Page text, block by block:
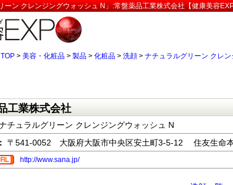
ーン クレンジングウォッシュ N」:常盤薬品工業株式会社【健康美容
> 美容・化粧品 > 製品 > 化粧品 > 洗顔 > ナチュラルグリーン クレ
工業株式会社
チュラルグリーン クレンジングウォッシュ N
〒541-0052 大阪府大阪市中央区安土町3-5-12 住友生命本
http://www.sana.jp/